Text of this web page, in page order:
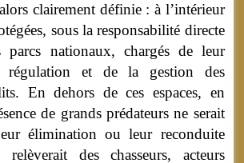
clairement définie : à l’intérieur
sous la responsabilité directe
parcs nationaux, chargés de leur
et de la gestion des
En dehors de ces espaces, en
de grands prédateurs ne serait
élimination ou leur reconduite
des chasseurs, acteurs